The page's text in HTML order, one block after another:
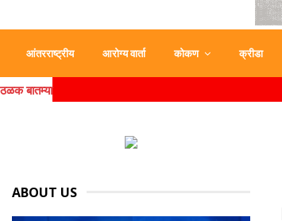
आंतरराष्ट्रीय आरोग्य वार्ता कोकण क्रीडा
ठळक बातम्या
ABOUT US